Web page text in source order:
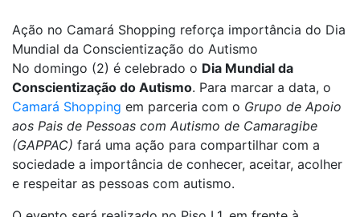
Ação no Camará Shopping reforça importância do Dia
Mundial da Conscientização do Autismo
No domingo (2) é celebrado o Dia Mundial da
Conscientização do Autismo. Para marcar a data, o
Camará Shopping em parceria com o Grupo de Apoio
aos Pais de Pessoas com Autismo de Camaragibe
(GAPPAC) fará uma ação para compartilhar com a
sociedade a importância de conhecer, aceitar, acolher
e respeitar as pessoas com autismo.